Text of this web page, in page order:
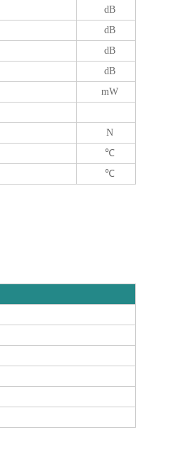
dB
dB
dB
dB
mW
N
℃
℃